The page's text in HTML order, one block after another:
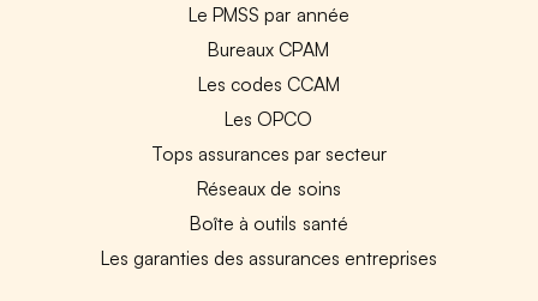
Le PMSS par année
Bureaux CPAM
Les codes CCAM
Les OPCO
Tops assurances par secteur
Réseaux de soins
Boîte à outils santé
Les garanties des assurances entreprises